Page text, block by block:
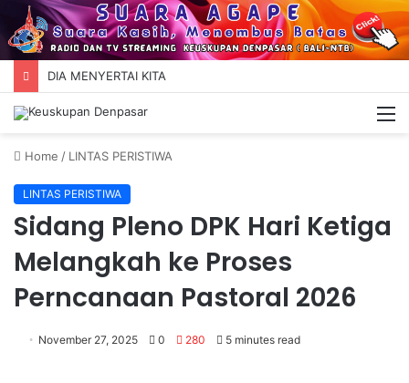
DIA MENYERTAI KITA
Home / LINTAS PERISTIWA
LINTAS PERISTIWA
Sidang Pleno DPK Hari Ketiga
Melangkah ke Proses
Perncanaan Pastoral 2026
November 27, 2025 0 280 5 minutes read